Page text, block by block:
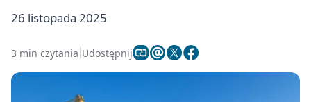
26 listopada 2025
3 min czytania Udostępnij